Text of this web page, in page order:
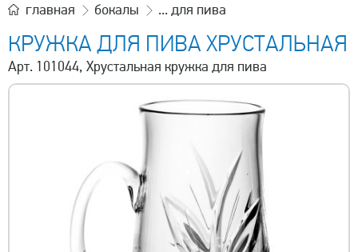
главная бокалы ... для пива
КРУЖКА ДЛЯ ПИВА ХРУСТАЛЬНАЯ
Арт. 101044, Хрустальная кружка для пива